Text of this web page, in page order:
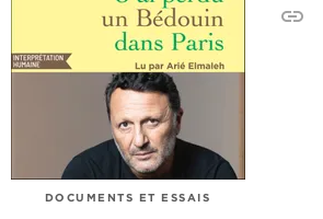
DOCUMENTS ET ESSAIS
link